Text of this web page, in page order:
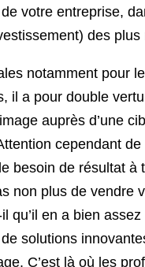
votre entreprise,
des plus
notamment pour
il a pour double
auprès d’une
cependant de
besoin de résultat à
non plus de vendre
qu’il en a bien
solutions
C’est là où les